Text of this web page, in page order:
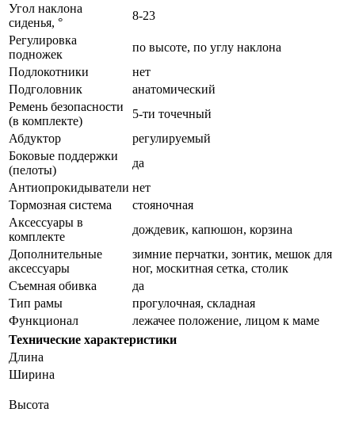
Угол наклона
сиденья, °
8-23
Регулировка
подножек
по высоте, по углу наклона
Подлокотники
нет
Подголовник
анатомический
Ремень безопасности
(в комплекте)
5-ти точечный
Абдуктор
регулируемый
Боковые поддержки
(пелоты)
да
Антиопрокидыватели нет
Тормозная система
стояночная
Аксессуары в
комплекте
дождевик, капюшон, корзина
Дополнительные
аксессуары
зимние перчатки, зонтик, мешок для
ног, москитная сетка, столик
Съемная обивка
да
Тип рамы
прогулочная, складная
Функционал
лежачее положение, лицом к маме
Технические характеристики
Длина
Ширина
Высота